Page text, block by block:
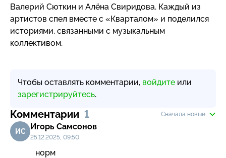
Валерий Сюткин и Алёна Свиридова. Каждый из
артистов спел вместе с «Кварталом» и поделился
историями, связанными с музыкальным
коллективом.
Чтобы оставлять комментарии, войдите или
зарегистрируйтесь.
Комментарии 1 Сначала новые
ИС Игорь Самсонов
25.12.2025, 09:50
норм